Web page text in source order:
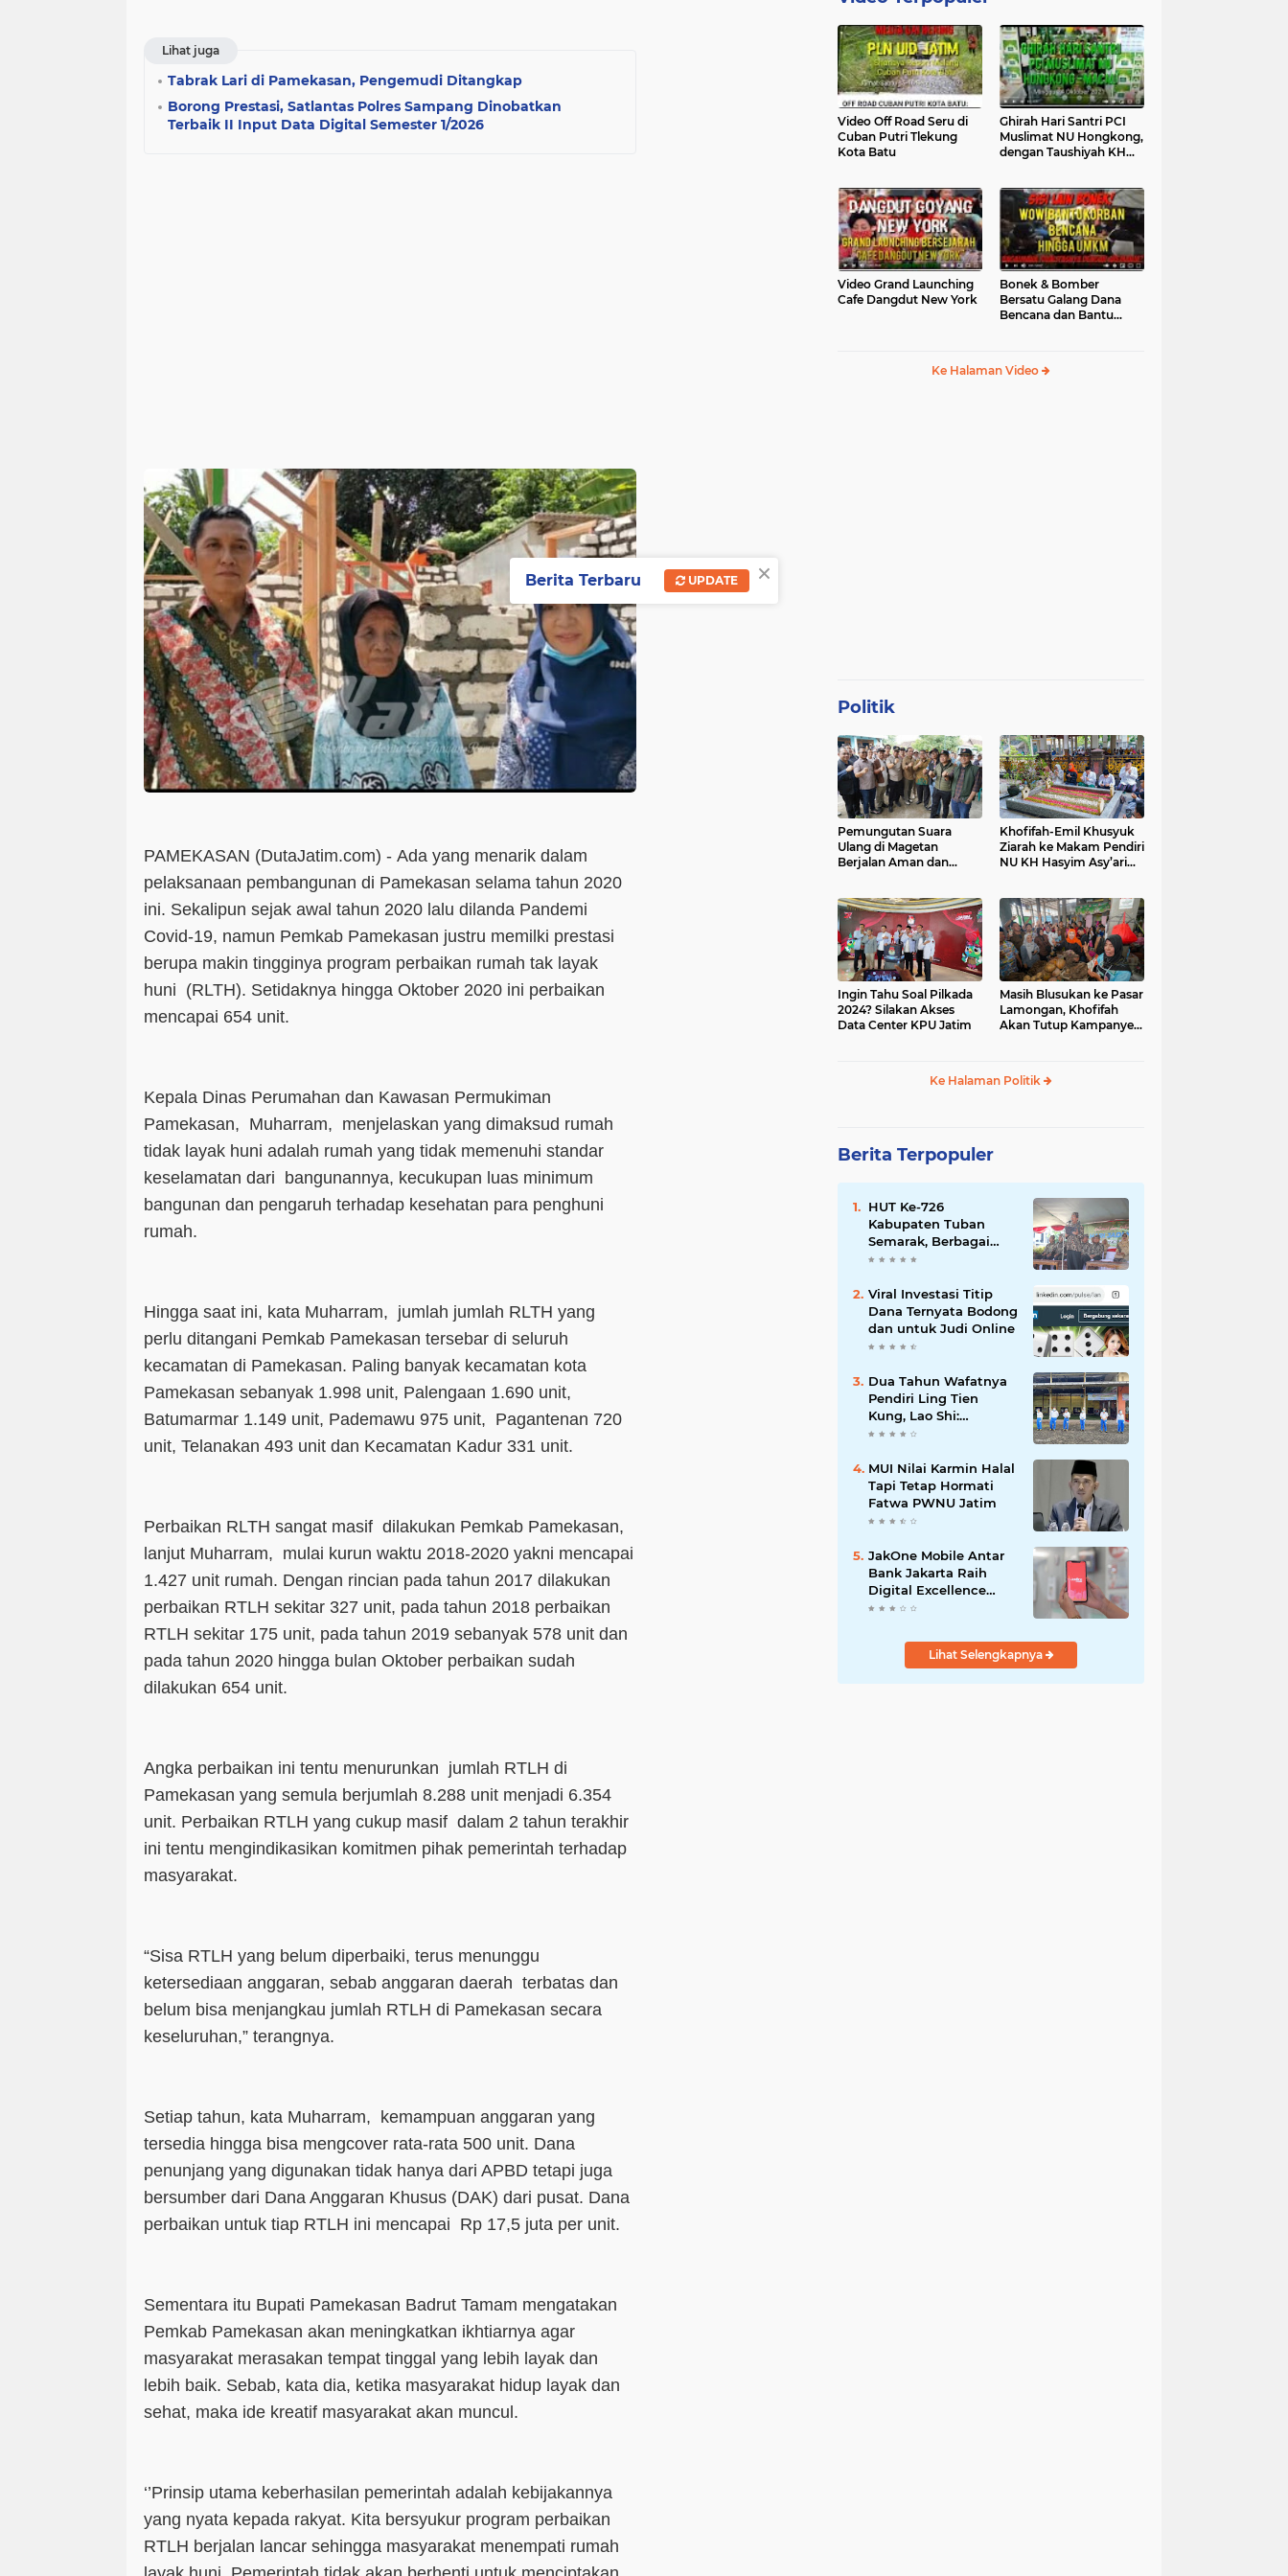
Lihat juga
Tabrak Lari di Pamekasan, Pengemudi Ditangkap
Borong Prestasi, Satlantas Polres Sampang Dinobatkan
Terbaik II Input Data Digital Semester 1/2026
PAMEKASAN (DutaJatim.com) - Ada yang menarik dalam
pelaksanaan pembangunan di Pamekasan selama tahun 2020
ini. Sekalipun sejak awal tahun 2020 lalu dilanda Pandemi
Covid-19, namun Pemkab Pamekasan justru memilki prestasi
berupa makin tingginya program perbaikan rumah tak layak
huni (RLTH). Setidaknya hingga Oktober 2020 ini perbaikan
mencapai 654 unit.
Kepala Dinas Perumahan dan Kawasan Permukiman
Pamekasan, Muharram, menjelaskan yang dimaksud rumah
tidak layak huni adalah rumah yang tidak memenuhi standar
keselamatan dari bangunannya, kecukupan luas minimum
bangunan dan pengaruh terhadap kesehatan para penghuni
rumah.
Hingga saat ini, kata Muharram, jumlah jumlah RLTH yang
perlu ditangani Pemkab Pamekasan tersebar di seluruh
kecamatan di Pamekasan. Paling banyak kecamatan kota
Pamekasan sebanyak 1.998 unit, Palengaan 1.690 unit,
Batumarmar 1.149 unit, Pademawu 975 unit, Pagantenan 720
unit, Telanakan 493 unit dan Kecamatan Kadur 331 unit.
Perbaikan RLTH sangat masif dilakukan Pemkab Pamekasan,
lanjut Muharram, mulai kurun waktu 2018-2020 yakni mencapai
1.427 unit rumah. Dengan rincian pada tahun 2017 dilakukan
perbaikan RTLH sekitar 327 unit, pada tahun 2018 perbaikan
RTLH sekitar 175 unit, pada tahun 2019 sebanyak 578 unit dan
pada tahun 2020 hingga bulan Oktober perbaikan sudah
dilakukan 654 unit.
Angka perbaikan ini tentu menurunkan jumlah RTLH di
Pamekasan yang semula berjumlah 8.288 unit menjadi 6.354
unit. Perbaikan RTLH yang cukup masif dalam 2 tahun terakhir
ini tentu mengindikasikan komitmen pihak pemerintah terhadap
masyarakat.
“Sisa RTLH yang belum diperbaiki, terus menunggu
ketersediaan anggaran, sebab anggaran daerah terbatas dan
belum bisa menjangkau jumlah RTLH di Pamekasan secara
keseluruhan,” terangnya.
Setiap tahun, kata Muharram, kemampuan anggaran yang
tersedia hingga bisa mengcover rata-rata 500 unit. Dana
penunjang yang digunakan tidak hanya dari APBD tetapi juga
bersumber dari Dana Anggaran Khusus (DAK) dari pusat. Dana
perbaikan untuk tiap RTLH ini mencapai Rp 17,5 juta per unit.
Sementara itu Bupati Pamekasan Badrut Tamam mengatakan
Pemkab Pamekasan akan meningkatkan ikhtiarnya agar
masyarakat merasakan tempat tinggal yang lebih layak dan
lebih baik. Sebab, kata dia, ketika masyarakat hidup layak dan
sehat, maka ide kreatif masyarakat akan muncul.
‘’Prinsip utama keberhasilan pemerintah adalah kebijakannya
yang nyata kepada rakyat. Kita bersyukur program perbaikan
RTLH berjalan lancar sehingga masyarakat menempati rumah
Video Off Road Seru di
Cuban Putri Tlekung
Kota Batu
Ghirah Hari Santri PCI
Muslimat NU Hongkong,
dengan Taushiyah KH
Video Grand Launching
Cafe Dangdut New York
Bonek & Bomber
Bersatu Galang Dana
Bencana dan Bantu
Ke Halaman Video
Politik
Pemungutan Suara
Ulang di Magetan
Berjalan Aman dan
Khofifah-Emil Khusyuk
Ziarah ke Makam Pendiri
NU KH Hasyim Asy’ari
Ingin Tahu Soal Pilkada
2024? Silakan Akses
Data Center KPU Jatim
Masih Blusukan ke Pasar
Lamongan, Khofifah
Akan Tutup Kampanye
Ke Halaman Politik
Berita Terpopuler
HUT Ke-726
Kabupaten Tuban
Semarak, Berbagai
Prestasinya Pun
Viral Investasi Titip
Dana Ternyata Bodong
dan untuk Judi Online
Dua Tahun Wafatnya
Pendiri Ling Tien
Kung, Lao Shi:
Amanah Harus Kita
MUI Nilai Karmin Halal
Tapi Tetap Hormati
Fatwa PWNU Jatim
JakOne Mobile Antar
Bank Jakarta Raih
Digital Excellence
Awards 2026
Lihat Selengkapnya
×
Berita Terbaru UPDATE